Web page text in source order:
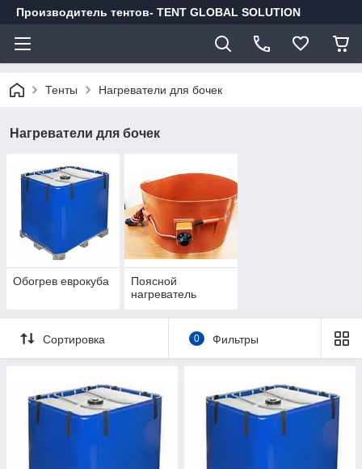
Производитель тентов- TENT GLOBAL SOLUTION
Тенты Нагреватели для бочек
Нагреватели для бочек
Обогрев еврокуба
Поясной
нагреватель
Сортировка 0 Фильтры